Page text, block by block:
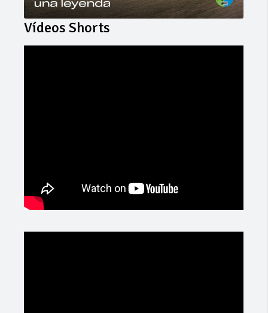
Vídeos Shorts